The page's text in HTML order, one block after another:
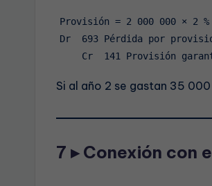
Provisión = 2 000 000 × 2 %
Dr  693 Pérdida por
Si al año 2 se gastan 35
7 ▸ Conexión con